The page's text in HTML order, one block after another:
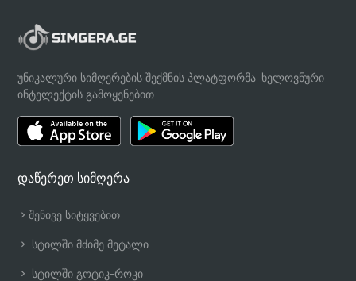
უნიკალური სიმღერების შექმნის პლატფორმა, ხელოვნური
ინტელექტის გამოყენებით.
დაწერეთ სიმღერა
შენივე სიტყვებით
სტილში მძიმე მეტალი
სტილში გოტიკ-როკი